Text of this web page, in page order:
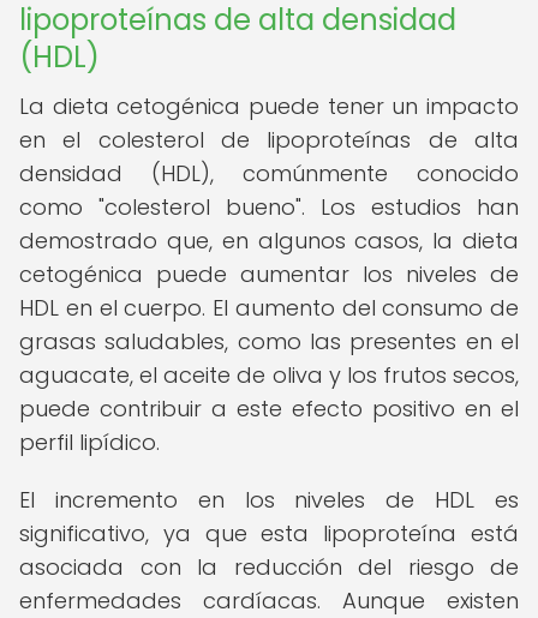
lipoproteínas de alta densidad
(HDL)
La dieta cetogénica puede tener un impacto
en el colesterol de lipoproteínas de alta
densidad (HDL), comúnmente conocido
como "colesterol bueno". Los estudios han
demostrado que, en algunos casos, la dieta
cetogénica puede aumentar los niveles de
HDL en el cuerpo. El aumento del consumo de
grasas saludables, como las presentes en el
aguacate, el aceite de oliva y los frutos secos,
puede contribuir a este efecto positivo en el
perfil lipídico.
El incremento en los niveles de HDL es
significativo, ya que esta lipoproteína está
asociada con la reducción del riesgo de
enfermedades cardíacas. Aunque existen